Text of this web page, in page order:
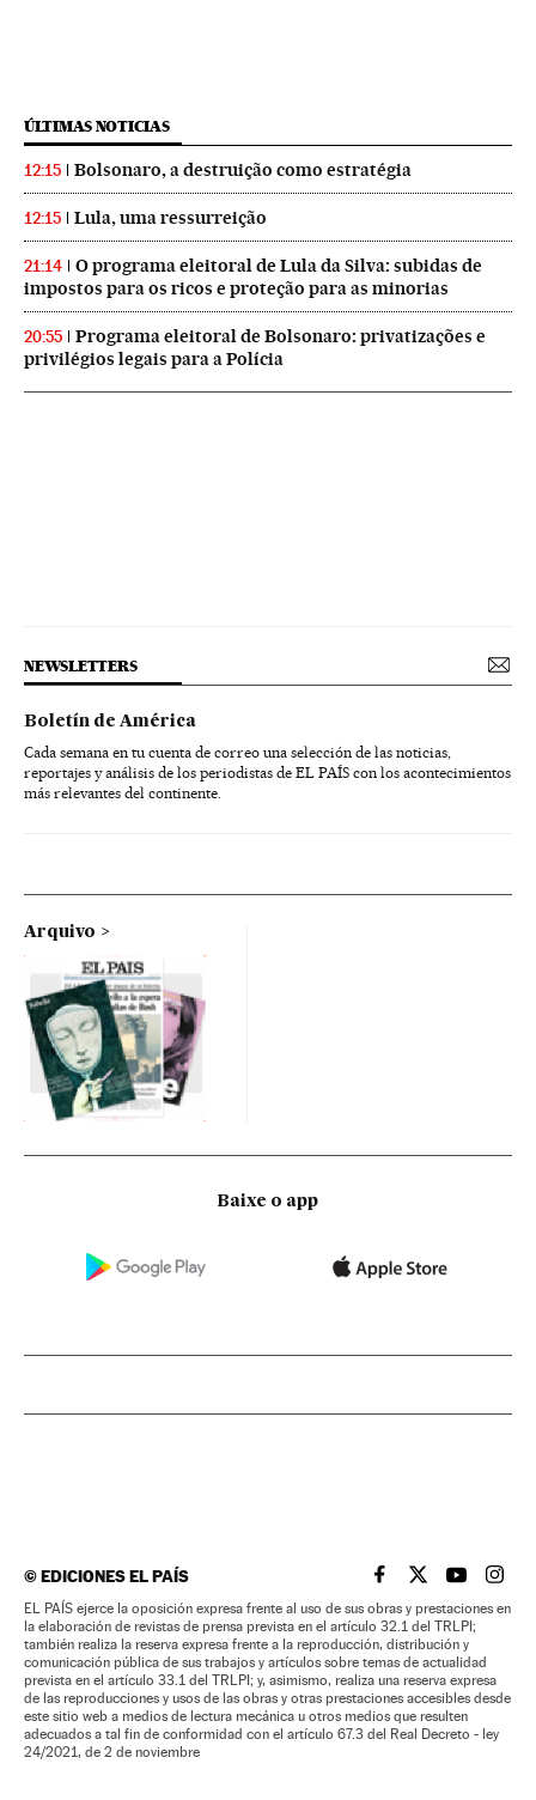
ÚLTIMAS NOTICIAS
12:15 Bolsonaro, a destruição como estratégia
12:15 Lula, uma ressurreição
21:14
O programa eleitoral de Lula da Silva: subidas de
impostos para os ricos e proteção para as minorias
20:55
Programa eleitoral de Bolsonaro: privatizações e
privilégios legais para a Polícia
NEWSLETTERS
Boletín de América
Cada semana en tu cuenta de correo una selección de las noticias,
reportajes y análisis de los periodistas de EL PAÍS con los acontecimientos
más relevantes del continente.
Arquivo
Baixe o app
©EDICIONES EL PAÍS EL PAÍS BRASIL EN
EL PAÍSEL PAÍS
EL
EL PAÍS ejerce la oposición expresa frente al uso de sus obras y prestaciones en
la elaboración de revistas de prensa prevista en el artículo 32.1 del TRLPI;
también realiza la reserva expresa frente a la reproducción, distribución y
comunicación pública de sus trabajos y artículos sobre temas de actualidad
prevista en el artículo 33.1 del TRLPI; y, asimismo, realiza una reserva expresa
de las reproducciones y usos de las obras y otras prestaciones accesibles desde
este sitio web a medios de lectura mecánica u otros medios que resulten
adecuados a tal fin de conformidad con el artículo 67.3 del Real Decreto - ley
24/2021, de 2 de noviembre